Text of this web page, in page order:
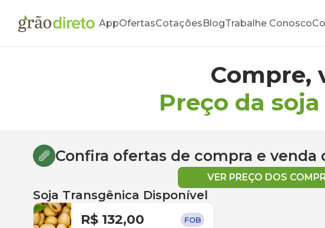
AppOfertasCotaçõesBlogTrabalhe Conosco
Compre,
Preço da
Confira ofertas de compra e venda
VER PREÇO DOS
Soja Transgênica Disponível
R$ 132,00 FOB